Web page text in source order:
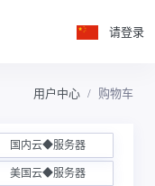
请登录
用户中心 购物车
国内云◆服务器
美国云◆服务器